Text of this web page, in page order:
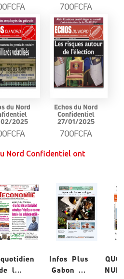
700FCFA
du Nord
2025
Echos du Nord
Confidentiel
27/01/2025
700FCFA
Nord Confidentiel ont
l...
Infos Plus
Gabon ...